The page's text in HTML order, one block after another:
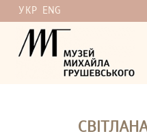
УКР ENG